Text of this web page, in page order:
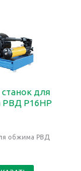
для
P16HP
обжима РВД